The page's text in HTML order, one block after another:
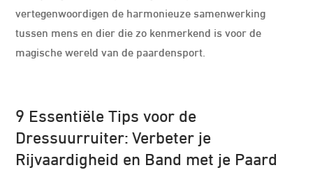
vertegenwoordigen de harmonieuze samenwerking
tussen mens en dier die zo kenmerkend is voor de
magische wereld van de paardensport.
9 Essentiële Tips voor de
Dressuurruiter: Verbeter je
Rijvaardigheid en Band met je Paard